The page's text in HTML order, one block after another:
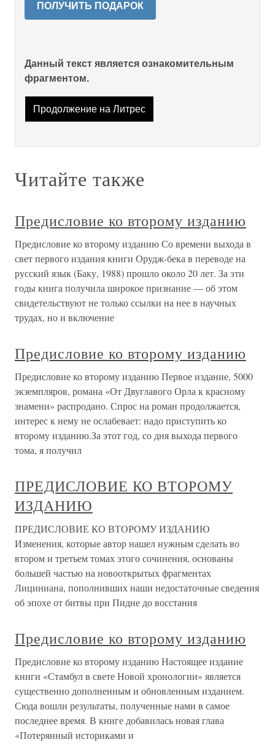
ПОЛУЧИТЬ ПОДАРОК
Данный текст является ознакомительным
фрагментом.
Продолжение на Литрес
Читайте также
Предисловие ко второму изданию
Предисловие ко второму изданию Со времени выхода в
свет первого издания книги Орудж-бека в переводе на
русский язык (Баку, 1988) прошло около 20 лет. За эти
годы книга получила широкое признание — об этом
свидетельствуют не только ссылки на нее в научных
трудах, но и включение
Предисловие ко второму изданию
Предисловие ко второму изданию Первое издание, 5000
экземпляров, романа «От Двуглавого Орла к красному
знамени» распродано. Спрос на роман продолжается,
интерес к нему не ослабевает: надо приступить ко
второму изданию.За этот год, со дня выхода первого
тома, я получил
ПРЕДИСЛОВИЕ КО ВТОРОМУ
ИЗДАНИЮ
ПРЕДИСЛОВИЕ КО ВТОРОМУ ИЗДАНИЮ
Изменения, которые автор нашел нужным сделать во
втором и третьем томах этого сочинения, основаны
большей частью на новооткрытых фрагментах
Лициниана, пополнивших наши недостаточные сведения
об эпохе от битвы при Пидне до восстания
Предисловие ко второму изданию
Предисловие ко второму изданию Настоящее издание
книги «Стамбул в свете Новой хронологии» является
существенно дополненным и обновленным изданием.
Сюда вошли результаты, полученные нами в самое
последнее время. В книге добавилась новая глава
«Потерянный историками и